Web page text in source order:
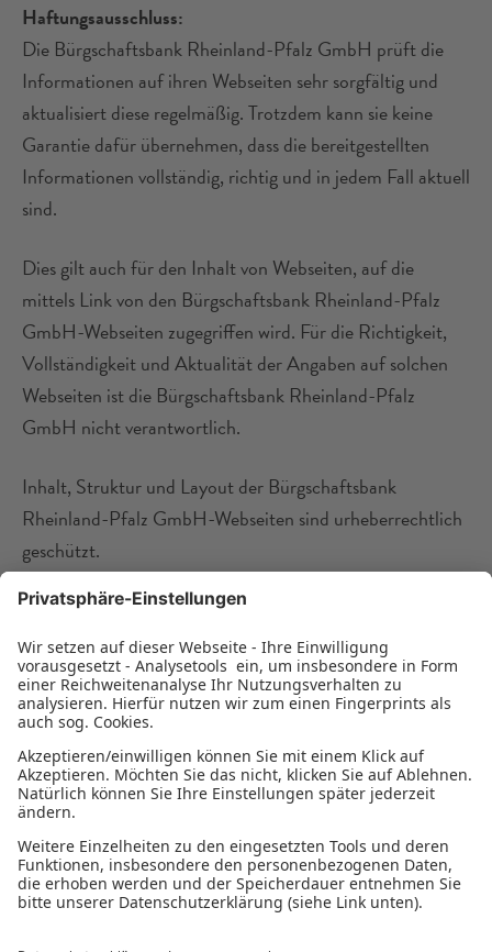
Haftungsausschluss:
Die Bürgschaftsbank Rheinland-Pfalz GmbH prüft die
Informationen auf ihren Webseiten sehr sorgfältig und
aktualisiert diese regelmäßig. Trotzdem kann sie keine
Garantie dafür übernehmen, dass die bereitgestellten
Informationen vollständig, richtig und in jedem Fall aktuell
sind.
Dies gilt auch für den Inhalt von Webseiten, auf die
mittels Link von den Bürgschaftsbank Rheinland-Pfalz
GmbH-Webseiten zugegriffen wird. Für die Richtigkeit,
Vollständigkeit und Aktualität der Angaben auf solchen
Webseiten ist die Bürgschaftsbank Rheinland-Pfalz
GmbH nicht verantwortlich.
Inhalt, Struktur und Layout der Bürgschaftsbank
Rheinland-Pfalz GmbH-Webseiten sind urheberrechtlich
geschützt.
Eine Verlinkung auf die Bürgschaftsbank Rheinland-Pfalz
GmbH-Website ist zulässig, wenn für den Internet-Nutzer
erkennbar ist, dass er auf Bürgschaftsbank Rheinland-
Pfalz GmbH-Webseiten wechselt. Die Seiten dürfen nicht
innerhalb eines fremden Framesets aufgerufen werden.
© Bürgschaftsbank Rheinland-Pfalz GmbH, Mainz,
Deutschland, 2021.